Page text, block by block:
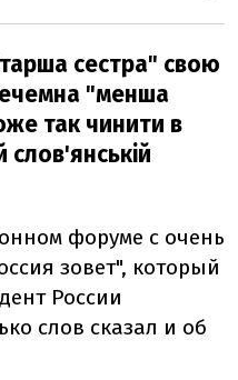
сестра" свою
"менша
так чинити в
слов'янській
форуме с очень
зовет", который
России
слов сказал и об